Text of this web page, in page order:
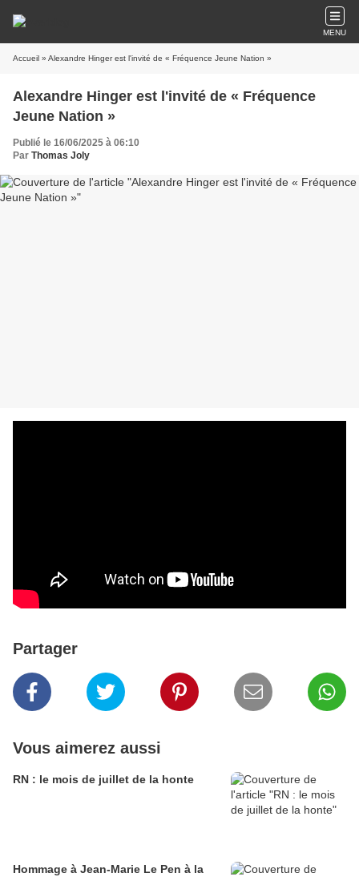
MENU
Accueil » Alexandre Hinger est l'invité de « Fréquence Jeune Nation »
Alexandre Hinger est l'invité de « Fréquence
Jeune Nation »
Publié le 16/06/2025 à 06:10
Par Thomas Joly
Partager
Vous aimerez aussi
RN : le mois de juillet de la honte
Hommage à Jean-Marie Le Pen à la